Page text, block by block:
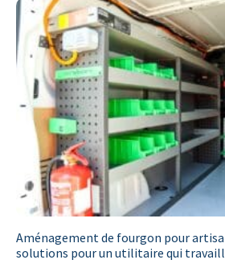
Aménagement de fourgon pour
solutions pour un utilitaire qui